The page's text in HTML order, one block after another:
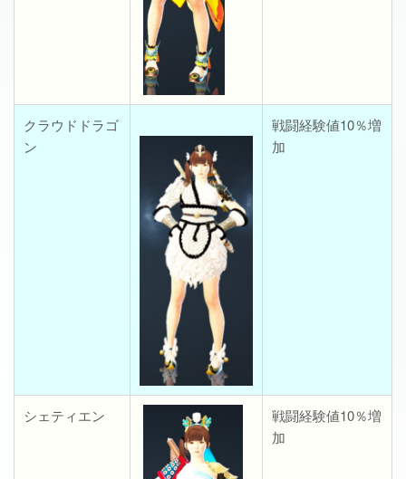
クラウドドラゴ
ン
戦闘経験値10％増
加
シェティエン
戦闘経験値10％増
加